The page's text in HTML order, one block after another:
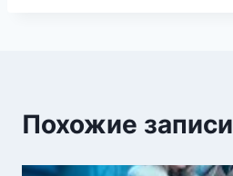
Похожие записи